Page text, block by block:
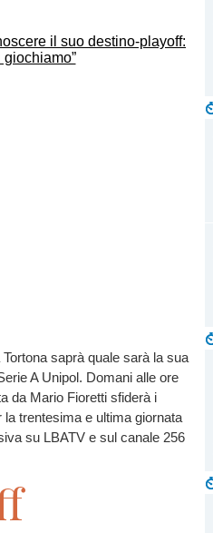
saprà quale sarà la sua
A Unipol. Domani alle ore
da Mario Fioretti sfiderà i
la trentesima e ultima giornata
su LBATV e sul canale 256